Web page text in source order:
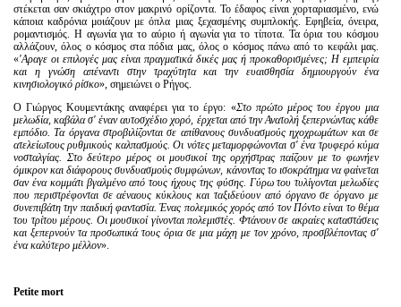
στέκεται σαν σκιάχτρο στον μακρινό ορίζοντα. Το έδαφος είναι χορταριασμένο, ενώ
κάποια καδρόνια μοιάζουν με όπλα μιας ξεχασμένης συμπλοκής. Εφηβεία, όνειρα,
ρομαντισμός. Η αγωνία για το αύριο ή αγωνία για το τίποτα. Τα όρια του κόσμου
αλλάζουν, όλος ο κόσμος στα πόδια μας, όλος ο κόσμος πάνω από το κεφάλι μας.
«'Aραγε οι επιλογές μας είναι πραγματικά δικές μας ή προκαθορισμένες; Η εμπειρία
και η γνώση απέναντι στην τραχύτητα και την ευαισθησία δημιουργούν ένα
κινησιολογικό ρίσκο», σημειώνει ο Ρήγος.
Ο Γιώργος Κουμεντάκης αναφέρει για το έργο: «Στο πρώτο μέρος του έργου μια
μελωδία, καβάλα σ' έναν αυτοσχέδιο χορό, έρχεται από την Ανατολή ξεπερνώντας κάθε
εμπόδιο. Τα όργανα στροβιλίζονται σε απίθανους συνδυασμούς ηχοχρωμάτων και σε
ατελείωτους ρυθμικούς καλπασμούς. Οι νότες μεταμορφώνονται σ' ένα τρυφερό κύμα
νοσταλγίας. Στο δεύτερο μέρος οι μουσικοί της ορχήστρας παίζουν με το φωνήεν
όμικρον και διάφορους συνδυασμούς συμφώνων, κάνοντας το ισοκράτημα να φαίνεται
σαν ένα κομμάτι βγαλμένο από τους ήχους της φύσης. Γύρω του τυλίγονται μελωδίες
που περιστρέφονται σε αέναους κύκλους και ταξιδεύουν από όργανο σε όργανο με
συνεπιβάτη την παιδική φαντασία. Ένας πολεμικός χορός από τον Πόντο είναι το θέμα
του τρίτου μέρους. Οι μουσικοί γίνονται πολεμιστές. Φτάνουν σε ακραίες καταστάσεις
και ξεπερνούν τα προσωπικά τους όρια σε μια μάχη με τον χρόνο, προσβλέποντας σ'
ένα καλύτερο μέλλον».
Petite mort